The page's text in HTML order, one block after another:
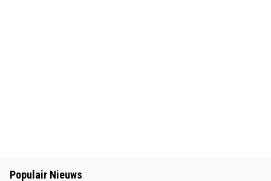
Populair Nieuws